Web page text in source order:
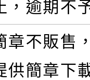
，逾期不
章不販售
供簡章下